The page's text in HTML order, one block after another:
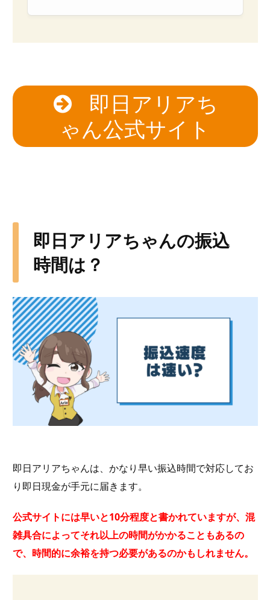
即日アリアち
ゃん公式サイト
即日アリアちゃんの振込
時間は？
即日アリアちゃんは、かなり早い振込時間で対応してお
り即日現金が手元に届きます。
公式サイトには早いと10分程度と書かれていますが、混
雑具合によってそれ以上の時間がかかることもあるの
で、時間的に余裕を持つ必要があるのかもしれません。